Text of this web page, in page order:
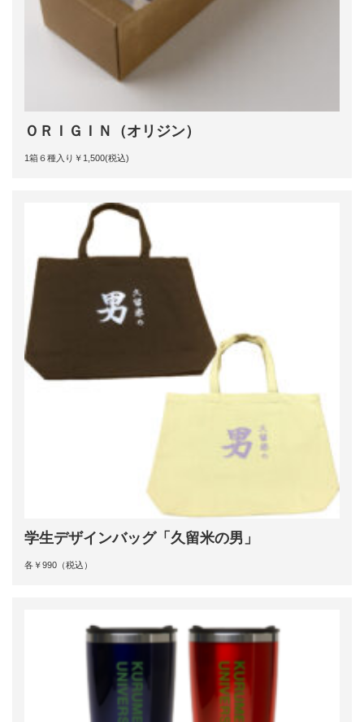
ＯＲＩＧＩＮ（オリジン）
1箱６種入り￥1,500(税込)
学生デザインバッグ「久留米の男」
各￥990（税込）